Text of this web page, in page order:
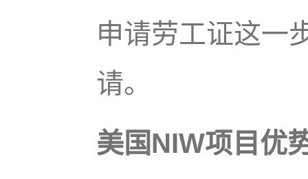
申请劳工证这一
请。
美国NIW项目优